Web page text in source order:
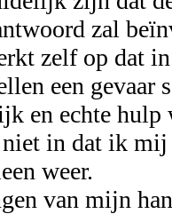
zal
zelf op dat
een
en echte
in dat ik
weer.
van mijn